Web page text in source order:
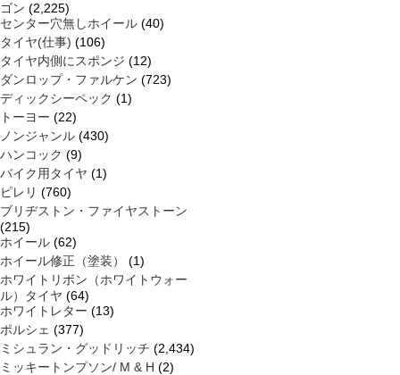
ゴン (2,225)
センター穴無しホイール (40)
タイヤ(仕事) (106)
タイヤ内側にスポンジ (12)
ダンロップ・ファルケン (723)
ディックシーペック (1)
トーヨー (22)
ノンジャンル (430)
ハンコック (9)
バイク用タイヤ (1)
ピレリ (760)
ブリヂストン・ファイヤストーン
(215)
ホイール (62)
ホイール修正（塗装）
(1)
ホワイトリボン（ホワイトウォー
ル）タイヤ (64)
ホワイトレター (13)
ポルシェ (377)
ミシュラン・グッドリッチ (2,434)
ミッキートンプソン/ M & H (2)